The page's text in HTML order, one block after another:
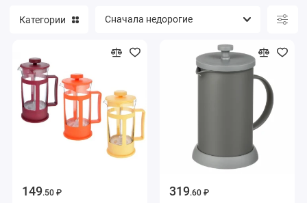
Чайники и кофейники
Столовая посуда
Посуда для приготовления
Категории
149.50 ₽ 319.60 ₽